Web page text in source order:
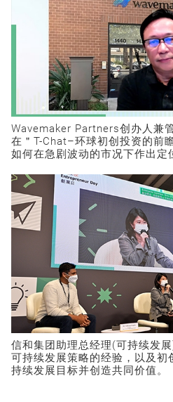
Wavemaker Partners创办人兼
在＂T-Chat–环球初创投资的前
如何在急剧波动的市况下作出定
信和集团助理总经理(可持续发
可持续发展策略的经验，以及初
持续发展目标并创造共同价值。